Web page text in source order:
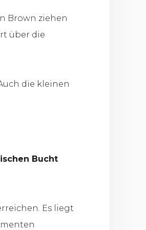
Brown ziehen
über die
die kleinen
Bucht
Es liegt